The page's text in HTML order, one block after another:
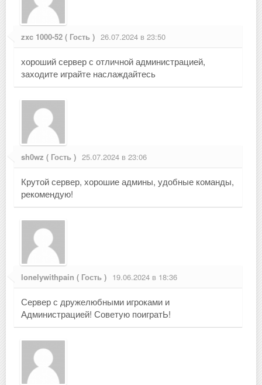
zxc 1000-52 ( Гость ) 26.07.2024 в 23:50
хороший сервер с отличной администрацией,
заходите играйте наслаждайтесь
sh0wz ( Гость ) 25.07.2024 в 23:06
Крутой сервер, хорошие админы, удобные команды,
рекомендую!
lonelywithpain ( Гость ) 19.06.2024 в 18:36
Сервер с дружелюбными игроками и
Администрацией! Советую поигратЬ!